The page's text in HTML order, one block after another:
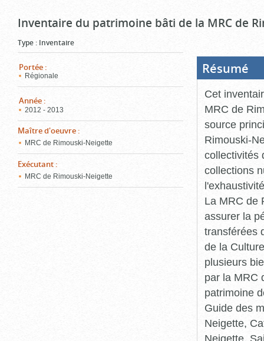
Inventaire du patrimoine bâti de la MRC de
Type : Inventaire
Portée :
Régionale
Année :
2012 - 2013
Maître d'oeuvre :
MRC de Rimouski-Neigette
Exécutant :
MRC de Rimouski-Neigette
Résumé
Cet
MRC de
source
Rimouski-
collectivités
collections
La MRC de
assurer la
transférées
de la
plusieurs
par la MRC
patrimoine
Guide des
Neigette,
Neigette,